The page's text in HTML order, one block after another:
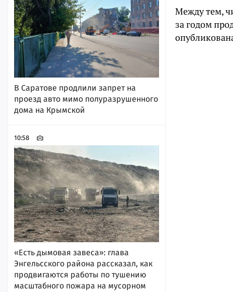
В Саратове продлили запрет на
проезд авто мимо полуразрушенного
дома на Крымской
10:58
«Есть дымовая завеса»: глава
Энгельсского района рассказал, как
продвигаются работы по тушению
масштабного пожара на мусорном
Между тем,
за годом